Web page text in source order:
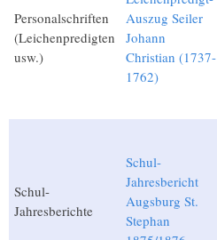
Personalschriften
(Leichenpredigten
usw.)
Auszug Seiler
Johann
Christian (1737-
1762)
Schul-
Jahresberichte
Schul-
Jahresbericht
Augsburg St.
Stephan